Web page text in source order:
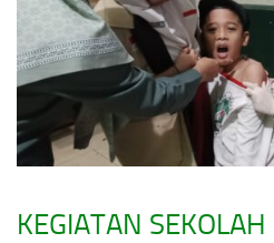
KEGIATAN SEKOLAH